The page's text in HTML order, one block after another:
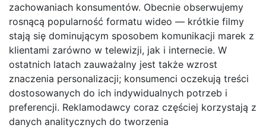
zachowaniach konsumentów. Obecnie obserwujemy
rosnącą popularność formatu wideo — krótkie filmy
stają się dominującym sposobem komunikacji marek z
klientami zarówno w telewizji, jak i internecie. W
ostatnich latach zauważalny jest także wzrost
znaczenia personalizacji; konsumenci oczekują treści
dostosowanych do ich indywidualnych potrzeb i
preferencji. Reklamodawcy coraz częściej korzystają z
danych analitycznych do tworzenia